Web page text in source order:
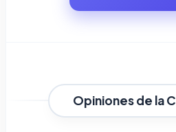
Opiniones de la